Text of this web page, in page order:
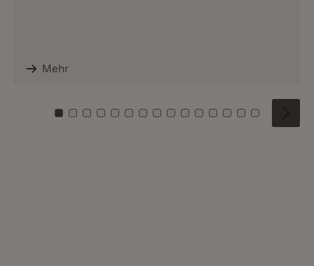
Mehr
Zu Kachel: 0
Zu Kachel: 1
Zu Kachel: 2
Zu Kachel: 3
Zu Kachel: 4
Zu Kachel: 5
Zu Kachel: 6
Zu Kachel: 7
Zu Kachel: 8
Zu Kachel: 9
Zu Kachel: 10
Zu Kachel: 11
Zu Kachel: 12
Zu Kachel:
Zu